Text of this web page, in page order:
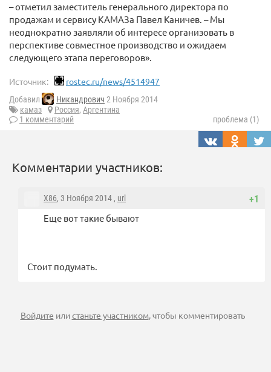
– отметил заместитель генерального директора по
продажам и сервису КАМАЗа Павел Каничев. – Мы
неоднократно заявляли об интересе организовать в
перспективе совместное производство и ожидаем
следующего этапа переговоров».
Источник: rostec.ru/news/4514947
Добавил Никандрович 2 Ноября 2014
камаз
Россия, Аргентина
1 комментарий
проблема (1)
Комментарии участников:
+1
X86, 3 Ноября 2014 , url
Еще вот такие бывают
Стоит подумать.
Войдите илистаньте участником, чтобы комментировать